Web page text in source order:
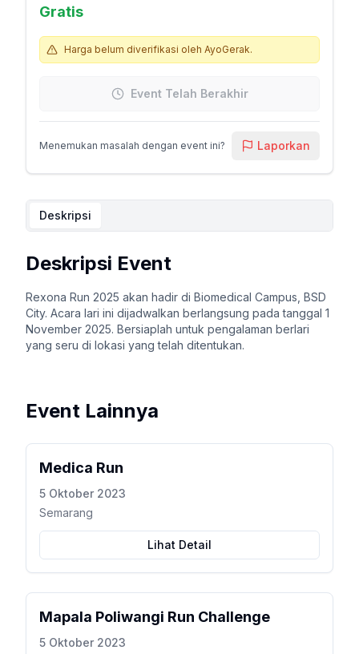
Gratis
Harga belum diverifikasi oleh AyoGerak.
Event Telah Berakhir
Menemukan masalah dengan event ini? Laporkan
Deskripsi
Deskripsi Event
Rexona Run 2025 akan hadir di Biomedical Campus, BSD
City. Acara lari ini dijadwalkan berlangsung pada tanggal 1
November 2025. Bersiaplah untuk pengalaman berlari
yang seru di lokasi yang telah ditentukan.
Event Lainnya
Medica Run
5 Oktober 2023
Semarang
Lihat Detail
Mapala Poliwangi Run Challenge
5 Oktober 2023